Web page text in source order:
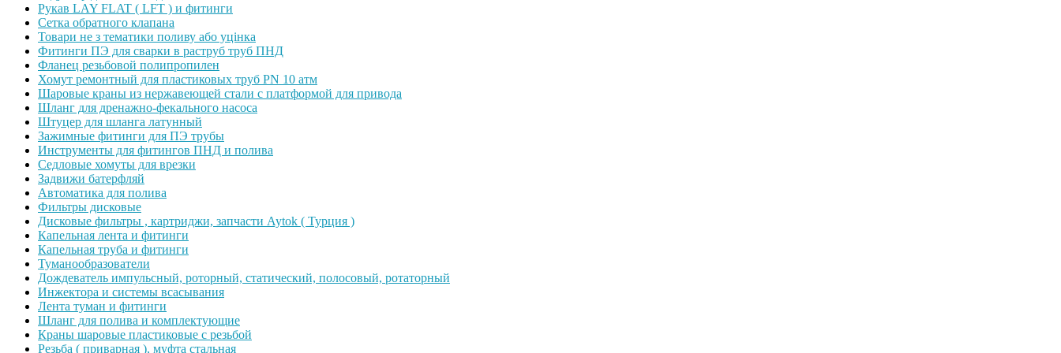
Рукав LAY FLAT ( LFT ) и фитинги
Сетка обратного клапана
Товари не з тематики поливу або уцінка
Фитинги ПЭ для сварки в раструб труб ПНД
Фланец резьбовой полипропилен
Хомут ремонтный для пластиковых труб PN 10 атм
Шаровые краны из нержавеющей стали с платформой для привода
Шланг для дренажно-фекального насоса
Штуцер для шланга латунный
Зажимные фитинги для ПЭ трубы
Инструменты для фитингов ПНД и полива
Седловые хомуты для врезки
Задвижи батерфляй
Автоматика для полива
Фильтры дисковые
Дисковые фильтры , картриджи, запчасти Aytok ( Турция )
Капельная лента и фитинги
Капельная труба и фитинги
Туманообразователи
Дождеватель импульсный, роторный, статический, полосовый, ротаторный
Инжектора и системы всасывания
Лента туман и фитинги
Шланг для полива и комплектующие
Краны шаровые пластиковые с резьбой
Резьба ( приварная ), муфта стальная